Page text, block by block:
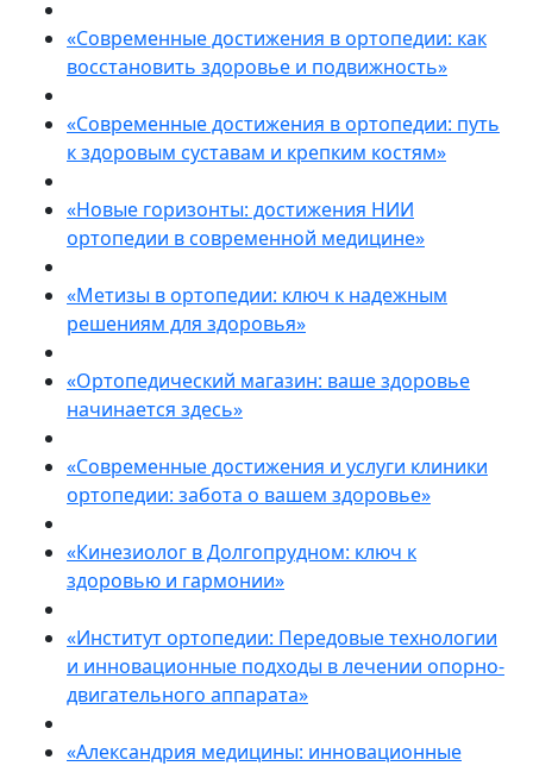
«Современные достижения в ортопедии: как
восстановить здоровье и подвижность»
«Современные достижения в ортопедии: путь
к здоровым суставам и крепким костям»
«Новые горизонты: достижения НИИ
ортопедии в современной медицине»
«Метизы в ортопедии: ключ к надежным
решениям для здоровья»
«Ортопедический магазин: ваше здоровье
начинается здесь»
«Современные достижения и услуги клиники
ортопедии: забота о вашем здоровье»
«Кинезиолог в Долгопрудном: ключ к
здоровью и гармонии»
«Институт ортопедии: Передовые технологии
и инновационные подходы в лечении опорно-
двигательного аппарата»
«Александрия медицины: инновационные